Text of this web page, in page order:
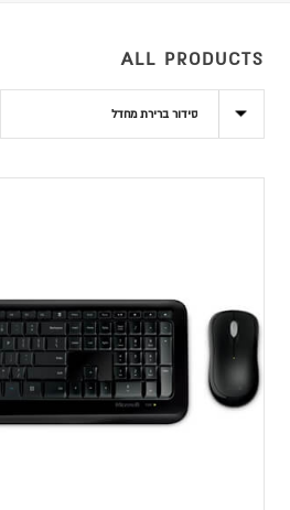
ALL PRODUCTS